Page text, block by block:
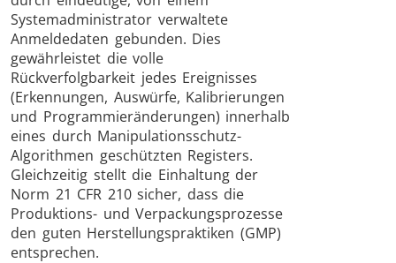
Systemadministrator verwaltete
Anmeldedaten gebunden. Dies
gewährleistet die volle
Rückverfolgbarkeit jedes Ereignisses
(Erkennungen, Auswürfe, Kalibrierungen
und Programmieränderungen) innerhalb
eines durch Manipulationsschutz-
Algorithmen geschützten Registers.
Gleichzeitig stellt die Einhaltung der
Norm 21 CFR 210 sicher, dass die
Produktions- und Verpackungsprozesse
den guten Herstellungspraktiken (GMP)
entsprechen.